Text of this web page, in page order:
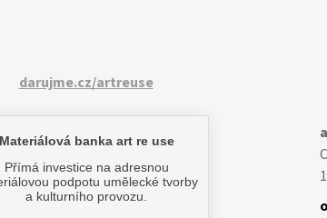
darujme.cz/artreuse